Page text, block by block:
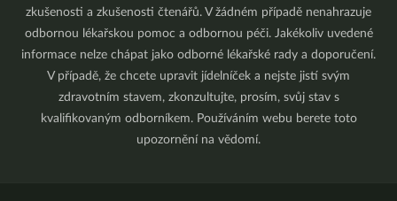
zkušenosti a zkušenosti čtenářů. V žádném případě nenahrazuje
odbornou lékařskou pomoc a odbornou péči. Jakékoliv uvedené
informace nelze chápat jako odborné lékařské rady a doporučení.
V případě, že chcete upravit jídelníček a nejste jistí svým
zdravotním stavem, zkonzultujte, prosím, svůj stav s
kvalifikovaným odborníkem. Používáním webu berete toto
upozornění na vědomí.